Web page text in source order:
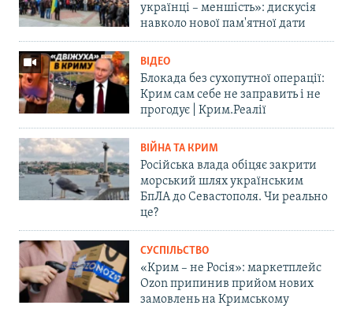
українці – меншість»: дискусія
навколо нової пам'ятної дати
ВІДЕО
Блокада без сухопутної операції:
Крим сам себе не заправить і не
прогодує | Крим.Реалії
ВІЙНА ТА КРИМ
Російська влада обіцяє закрити
морський шлях українським
БпЛА до Севастополя. Чи реально
це?
СУСПІЛЬСТВО
«Крим – не Росія»: маркетплейс
Ozon припинив прийом нових
замовлень на Кримському